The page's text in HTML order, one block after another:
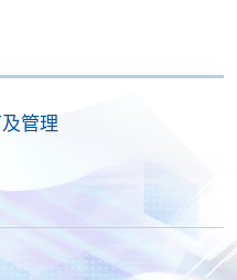
務，如學員就讀的課
(不適用於手機)、
付」(Online WeChat
或 「轉數快」(FPS)
管理